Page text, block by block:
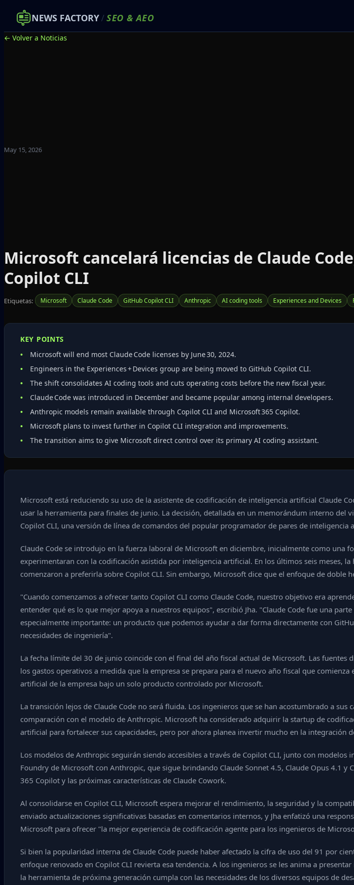
NEWS FACTORY/ SEO &AEO
← Volver a Noticias
May 15, 2026
Microsoft cancelará licencias de Claude
Copilot CLI
Etiquetas: Microsoft Claude Code GitHub Copilot CLI Anthropic AI coding tools Experiences and Devices
KEY POINTS
Microsoft will end most Claude Code licenses by June 30, 2024.
Engineers in the Experiences + Devices group are being moved to GitHub Copilot CLI.
The shift consolidates AI coding tools and cuts operating costs before the new fiscal year.
Claude Code was introduced in December and became popular among internal developers.
Anthropic models remain available through Copilot CLI and Microsoft 365 Copilot.
Microsoft plans to invest further in Copilot CLI integration and improvements.
The transition aims to give Microsoft direct control over its primary AI coding assistant.
Microsoft está reduciendo su uso de la asistente de codificación de inteligencia artificial Claude
usar la herramienta para finales de junio. La decisión, detallada en un memorándum interno del
Copilot CLI, una versión de línea de comandos del popular programador de pares de inteligencia
Claude Code se introdujo en la fuerza laboral de Microsoft en diciembre, inicialmente como una
experimentaran con la codificación asistida por inteligencia artificial. En los últimos seis meses,
comenzaron a preferirla sobre Copilot CLI. Sin embargo, Microsoft dice que el enfoque de doble
"Cuando comenzamos a ofrecer tanto Copilot CLI como Claude Code, nuestro objetivo era
entender qué es lo que mejor apoya a nuestros equipos", escribió Jha. "Claude Code fue una
especialmente importante: un producto que podemos ayudar a dar forma directamente con
necesidades de ingeniería".
La fecha límite del 30 de junio coincide con el final del año fiscal actual de Microsoft. Las
los gastos operativos a medida que la empresa se prepara para el nuevo año fiscal que
artificial de la empresa bajo un solo producto controlado por Microsoft.
La transición lejos de Claude Code no será fluida. Los ingenieros que se han acostumbrado a
comparación con el modelo de Anthropic. Microsoft ha considerado adquirir la startup de
artificial para fortalecer sus capacidades, pero por ahora planea invertir mucho en la integración
Los modelos de Anthropic seguirán siendo accesibles a través de Copilot CLI, junto con
Foundry de Microsoft con Anthropic, que sigue brindando Claude Sonnet 4.5, Claude Opus 4.1
365 Copilot y las próximas características de Claude Cowork.
Al consolidarse en Copilot CLI, Microsoft espera mejorar el rendimiento, la seguridad y la
enviado actualizaciones significativas basadas en comentarios internos, y Jha enfatizó una
Microsoft para ofrecer "la mejor experiencia de codificación agente para los ingenieros de
Si bien la popularidad interna de Claude Code puede haber afectado la cifra de uso del 91 por
enfoque renovado en Copilot CLI revierta esa tendencia. A los ingenieros se les anima a
la herramienta de próxima generación cumpla con las necesidades de los diversos equipos de